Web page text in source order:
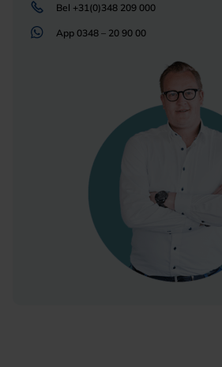
Bel +31(0)348 209 000
App 0348 – 20 90 00